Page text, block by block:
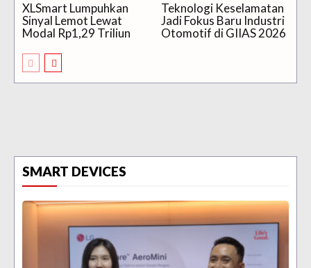
XLSmart Lumpuhkan
Sinyal Lemot Lewat
Modal Rp1,29 Triliun
Teknologi Keselamatan
Jadi Fokus Baru Industri
Otomotif di GIIAS 2026
SMART DEVICES